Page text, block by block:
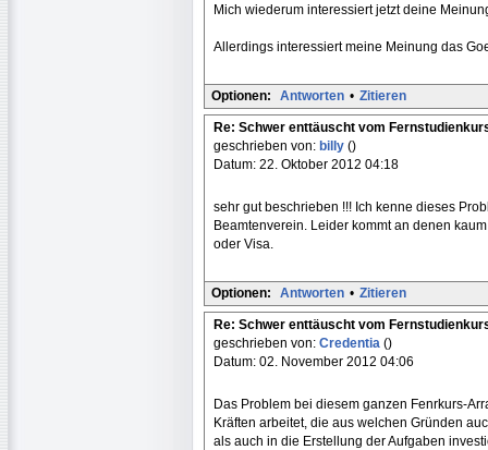
Mich wiederum interessiert jetzt deine
Allerdings interessiert meine Meinung das
Optionen: Antworten • Zitieren
Re: Schwer enttäuscht vom
geschrieben von: billy ()
Datum: 22. Oktober 2012 04:18
sehr gut beschrieben !!! Ich kenne dieses
Beamtenverein. Leider kommt an denen
oder Visa.
Optionen: Antworten • Zitieren
Re: Schwer enttäuscht vom
geschrieben von: Credentia ()
Datum: 02. November 2012 04:06
Das Problem bei diesem ganzen Fenrkurs-
Kräften arbeitet, die aus welchen Gründen
als auch in die Erstellung der Aufgaben